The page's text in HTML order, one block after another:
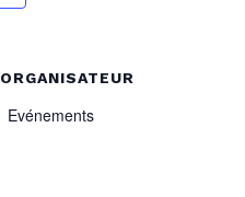
ORGANISATEUR
Evénements